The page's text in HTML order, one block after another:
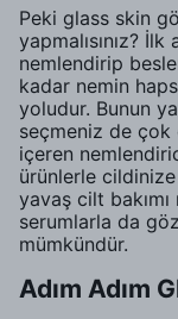
Peki glass skin
yapmalısınız?
nemlendirip
kadar nemin
yoludur. Bunun
seçmeniz de çok
içeren
ürünlerle
yavaş cilt
serumlarla da
mümkündür.
Adım Adım